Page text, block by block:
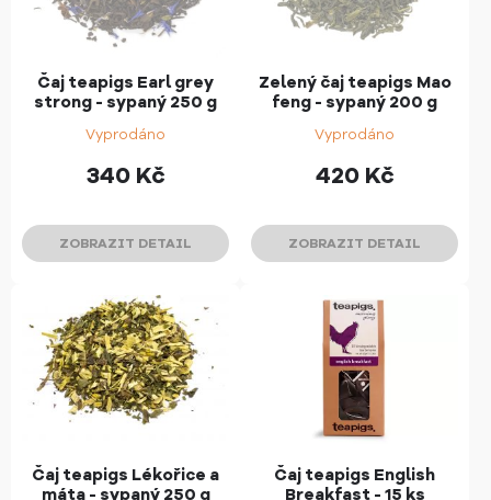
Čaj teapigs Earl grey
strong - sypaný 250 g
Vyprodáno
340 Kč
ZOBRAZIT DETAIL
Zelený čaj teapigs Mao
feng - sypaný 200 g
Vyprodáno
420 Kč
ZOBRAZIT DETAIL
Čaj teapigs Lékořice a
máta - sypaný 250 g
Čaj teapigs English
Breakfast - 15 ks